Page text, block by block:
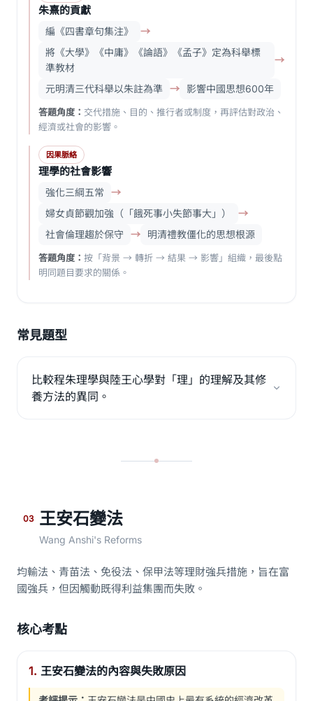
朱熹的貢獻
編《四書章句集注》
→
將《大學》《中庸》《論語》《孟子》定為科舉標
準教材
→
元明清三代科舉以朱註為準 → 影響中國思想600年
答題角度： 交代措施、目的、推行者或制度，再評估對政治、
經濟或社會的影響。
因果脈絡
理學的社會影響
強化三綱五常
→
婦女貞節觀加強（「餓死事小失節事大」）
→
社會倫理趨於保守 → 明清禮教僵化的思想根源
答題角度： 按「背景 → 轉折 → 結果 → 影響」組織，最後點
明同題目要求的關係。
常見題型
比較程朱理學與陸王心學對「理」的理解及其修
養方法的異同。
03 王安石變法
Wang Anshi's Reforms
均輸法、青苗法、免役法、保甲法等理財強兵措施，旨在富
國強兵，但因觸動既得利益集團而失敗。
核心考點
1. 王安石變法的內容與失敗原因